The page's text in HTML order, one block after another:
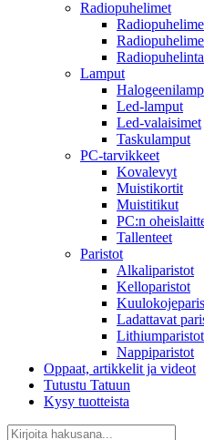
Radiopuhelimet
Lamput
Led-lamput
Led-valaisimet
Taskulamput
PC-tarvikkeet
Kovalevyt
Muistikortit
Muistitikut
PC:n
Tallenteet
Paristot
Alkaliparistot
Kelloparistot
Ladattavat
Lithiumparistot
Nappiparistot
Oppaat, artikkelit ja videot
Tutustu Tatuun
Kysy tuotteista